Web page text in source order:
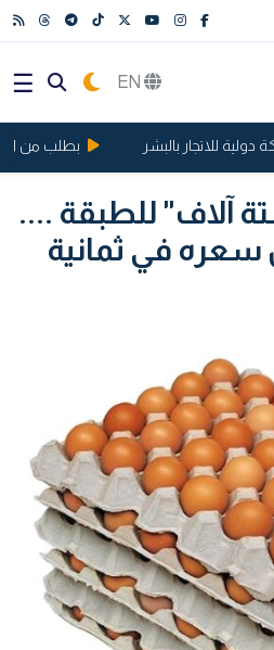
للاتجار بالبشر بطلب من
آلاف" للطبقة ....
في ثمانية